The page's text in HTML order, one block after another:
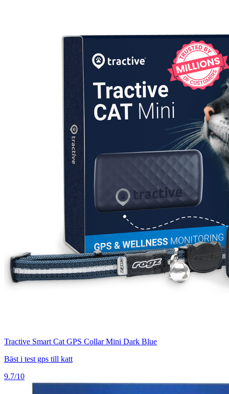
Tractive Smart Cat GPS Collar Mini Dark Blue
Bäst i test gps till katt
9.7/10